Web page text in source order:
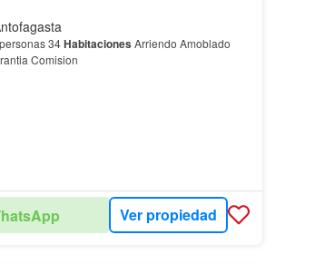
Amplia Residencial Capacidad para 50 personas 34Habitaciones
valore + iva Mes de Arriendo Mes de Garantia Comision
Ver propiedad